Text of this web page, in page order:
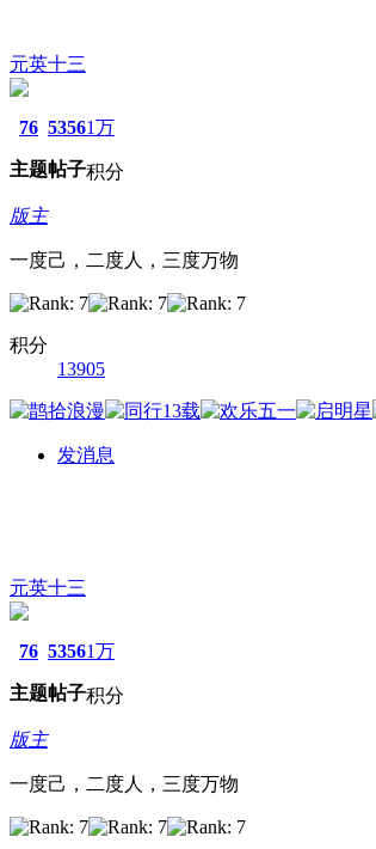
元英十三
76
主题
5356
帖子
1万
积分
版主
一度己，二度人，三度万物
积分
13905
发消息
元英十三
76
主题
5356
帖子
1万
积分
版主
一度己，二度人，三度万物